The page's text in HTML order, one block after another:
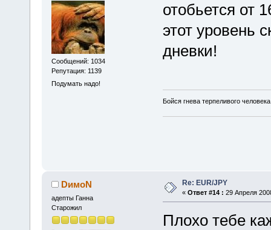
Сообщений: 1034
Репутация: 1139
Подумать надо!
отобьется от
этот уровень
дневки!
Бойся гнева терпеливого
DимоN
адепты Ганна
Старожил
Re: EUR/JPY
« Ответ #14 : 29 Апреля
Плохо тебе